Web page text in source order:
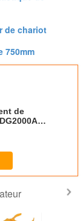
de chariot
750mm
de